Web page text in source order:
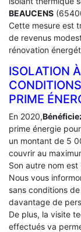
BEAUCENS
Cette mesure est
de revenus
rénovation
ISOLATION
PRIME
En 2020,
prime énergie
un montant de 5
couvrir au
Son autre nom est
Nous vous
sans conditions
davantage de
De plus, la visite
effectués va